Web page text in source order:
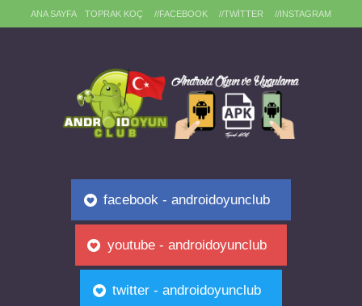
ANA SAYFA TOPRAK KOÇ //FACEBOOK //TWITTER //INSTAGRAM
facebook - androidoyunclub
youtube - androidoyunclub
twitter - androidoyunclub